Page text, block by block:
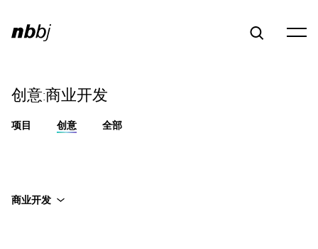
创意:商业开发
项目 创意 全部
商业开发